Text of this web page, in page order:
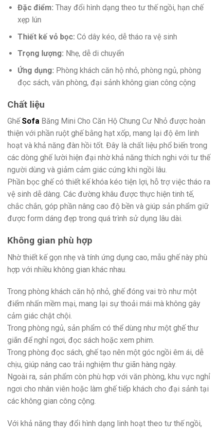
Đặc điểm: Thay đổi hình dạng theo tư thế ngồi, hạn chế
xẹp lún
Thiết kế vỏ bọc: Có dây kéo, dễ tháo ra vệ sinh
Trọng lượng: Nhẹ, dễ di chuyển
Ứng dụng: Phòng khách căn hộ nhỏ, phòng ngủ, phòng
đọc sách, văn phòng, đại sảnh không gian công cộng
Chất liệu
GhếSofa Băng Mini Cho Căn Hộ Chung Cư Nhỏ được hoàn
thiện với phần ruột ghế bằng hạt xốp, mang lại độ êm linh
hoạt và khả năng đàn hồi tốt. Đây là chất liệu phổ biến trong
các dòng ghế lười hiện đại nhờ khả năng thích nghi với tư thế
người dùng và giảm cảm giác cứng khi ngồi lâu.
Phần bọc ghế có thiết kế khóa kéo tiện lợi, hỗ trợ việc tháo ra
vệ sinh dễ dàng. Các đường khâu được thực hiện tinh tế,
chắc chắn, góp phần nâng cao độ bền và giúp sản phẩm giữ
được form dáng đẹp trong quá trình sử dụng lâu dài.
Không gian phù hợp
Nhờ thiết kế gọn nhẹ và tính ứng dụng cao, mẫu ghế này phù
hợp với nhiều không gian khác nhau.
Trong phòng khách căn hộ nhỏ, ghế đóng vai trò như một
điểm nhấn mềm mại, mang lại sự thoải mái mà không gây
cảm giác chật chội.
Trong phòng ngủ, sản phẩm có thể dùng như một ghế thư
giãn để nghỉ ngơi, đọc sách hoặc xem phim.
Trong phòng đọc sách, ghế tạo nên một góc ngồi êm ái, dễ
chịu, giúp nâng cao trải nghiệm thư giãn hàng ngày.
Ngoài ra, sản phẩm còn phù hợp với văn phòng, khu vực nghỉ
ngơi cho nhân viên hoặc làm ghế tiếp khách cho đại sảnh tại
các không gian công cộng.
Với khả năng thay đổi hình dạng linh hoạt theo tư thế ngồi,